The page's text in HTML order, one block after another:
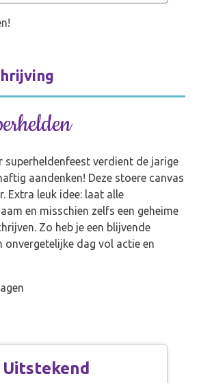
superheldenfeest verdient de jarige
aandenken! Deze stoere canvas
Extra leuk idee: laat alle
en misschien zelfs een geheime
Zo heb je een blijvende
onvergetelijke dag vol actie en
Uitstekend